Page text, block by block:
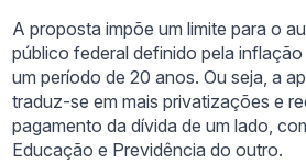
A proposta impõe um limite para o
público federal definido pela
um período de 20 anos. Ou seja, a
traduz-se em mais privatizações e
pagamento da dívida de um lado,
Educação e Previdência do outro.